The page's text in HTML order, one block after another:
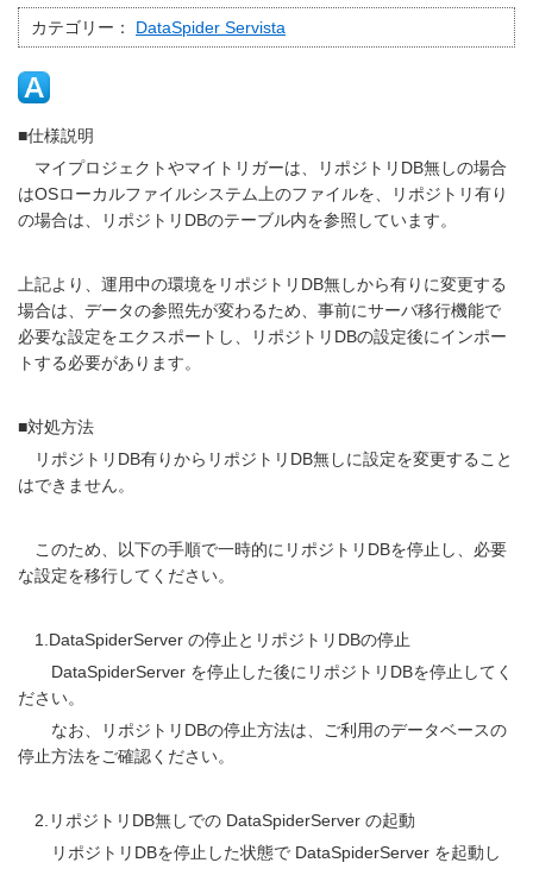
カテゴリー： DataSpider Servista
■仕様説明
マイプロジェクトやマイトリガーは、リポジトリDB無しの場合
はOSローカルファイルシステム上のファイルを、リポジトリ有り
の場合は、リポジトリDBのテーブル内を参照しています。
上記より、運用中の環境をリポジトリDB無しから有りに変更する
場合は、データの参照先が変わるため、事前にサーバ移行機能で
必要な設定をエクスポートし、リポジトリDBの設定後にインポー
トする必要があります。
■対処方法
リポジトリDB有りからリポジトリDB無しに設定を変更すること
はできません。
このため、以下の手順で一時的にリポジトリDBを停止し、必要
な設定を移行してください。
1.DataSpiderServer の停止とリポジトリDBの停止
DataSpiderServer を停止した後にリポジトリDBを停止してく
ださい。
なお、リポジトリDBの停止方法は、ご利用のデータベースの
停止方法をご確認ください。
2.リポジトリDB無しでの DataSpiderServer の起動
リポジトリDBを停止した状態で DataSpiderServer を起動し